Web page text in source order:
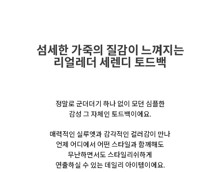
섬세한 가죽의 질감이 느껴지는
리얼레더 세렌디 토드백
정말로 군더더기 하나 없이 모던 심플한
감성 그 자체인 토드백이에요.
매력적인 실루엣과 감각적인 컬러감이 만나
언제 어디에서 어떤 스타일과 함께해도
무난하면서도 스타일리쉬하게
연출하실 수 있는 데일리 아이템이에요.